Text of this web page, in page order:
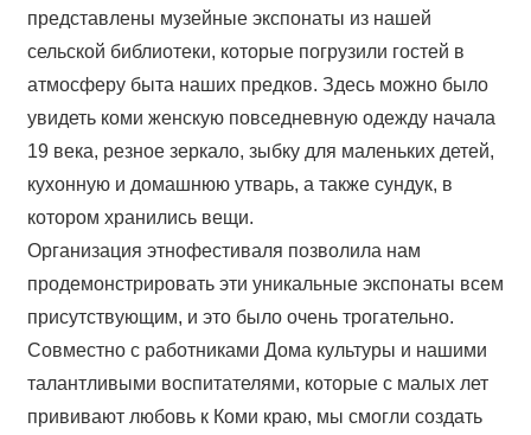
представлены музейные экспонаты из нашей
сельской библиотеки, которые погрузили гостей в
атмосферу быта наших предков. Здесь можно было
увидеть коми женскую повседневную одежду начала
19 века, резное зеркало, зыбку для маленьких детей,
кухонную и домашнюю утварь, а также сундук, в
котором хранились вещи.
Организация этнофестиваля позволила нам
продемонстрировать эти уникальные экспонаты всем
присутствующим, и это было очень трогательно.
Совместно с работниками Дома культуры и нашими
талантливыми воспитателями, которые с малых лет
прививают любовь к Коми краю, мы смогли создать